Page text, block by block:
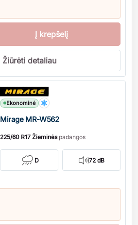
Į krepšelį
Žiūrėti detaliau
Ekonominė
Mirage MR-W562
225/60 R17 Žieminėspadangos
D 72 dB